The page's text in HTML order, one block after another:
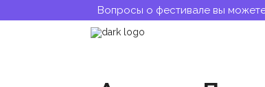
Вопросы о фестивале вы